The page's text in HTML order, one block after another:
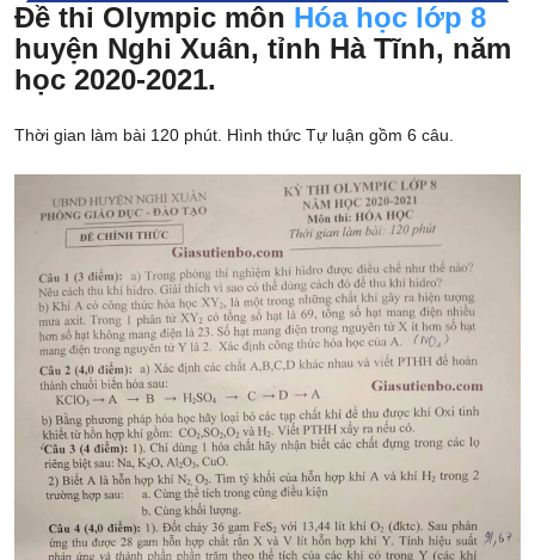
Đề thi Olympic môn Hóa học lớp 8
huyện Nghi Xuân, tỉnh Hà Tĩnh, năm
học 2020-2021.
Thời gian làm bài 120 phút. Hình thức Tự luận gồm 6 câu.